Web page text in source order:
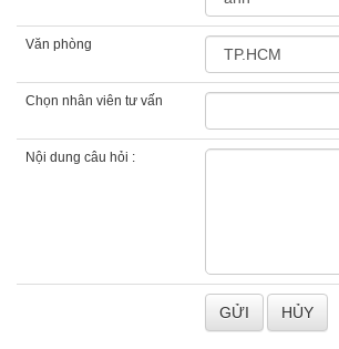
Văn phòng
Chọn nhân viên tư vấn
Nội dung câu hỏi :